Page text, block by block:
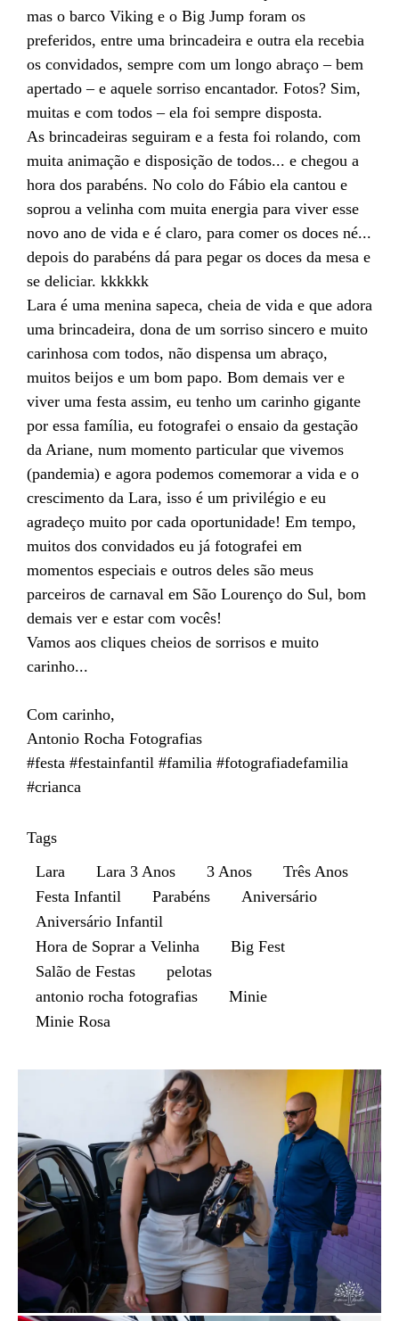
mas o barco Viking e o Big Jump foram os
preferidos, entre uma brincadeira e outra ela recebia
os convidados, sempre com um longo abraço – bem
apertado – e aquele sorriso encantador. Fotos? Sim,
muitas e com todos – ela foi sempre disposta.
As brincadeiras seguiram e a festa foi rolando, com
muita animação e disposição de todos... e chegou a
hora dos parabéns. No colo do Fábio ela cantou e
soprou a velinha com muita energia para viver esse
novo ano de vida e é claro, para comer os doces né...
depois do parabéns dá para pegar os doces da mesa e
se deliciar. kkkkkk
Lara é uma menina sapeca, cheia de vida e que adora
uma brincadeira, dona de um sorriso sincero e muito
carinhosa com todos, não dispensa um abraço,
muitos beijos e um bom papo. Bom demais ver e
viver uma festa assim, eu tenho um carinho gigante
por essa família, eu fotografei o ensaio da gestação
da Ariane, num momento particular que vivemos
(pandemia) e agora podemos comemorar a vida e o
crescimento da Lara, isso é um privilégio e eu
agradeço muito por cada oportunidade! Em tempo,
muitos dos convidados eu já fotografei em
momentos especiais e outros deles são meus
parceiros de carnaval em São Lourenço do Sul, bom
demais ver e estar com vocês!
Vamos aos cliques cheios de sorrisos e muito
carinho...
Com carinho,
Antonio Rocha Fotografias
#festa #festainfantil #familia #fotografiadefamilia
#crianca
Tags
Lara
Lara 3 Anos 3 Anos
Três Anos
Festa Infantil
Parabéns
Aniversário
Aniversário Infantil
Hora de Soprar a Velinha
Big Fest
Salão de Festas
pelotas
antonio rocha fotografias
Minie
Minie Rosa